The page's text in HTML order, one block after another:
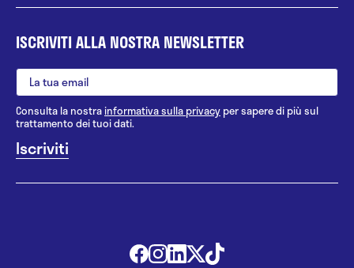
ISCRIVITI ALLA NOSTRA NEWSLETTER
Consulta la nostrainformativa sulla privacy per sapere di più sul
trattamento dei tuoi dati.